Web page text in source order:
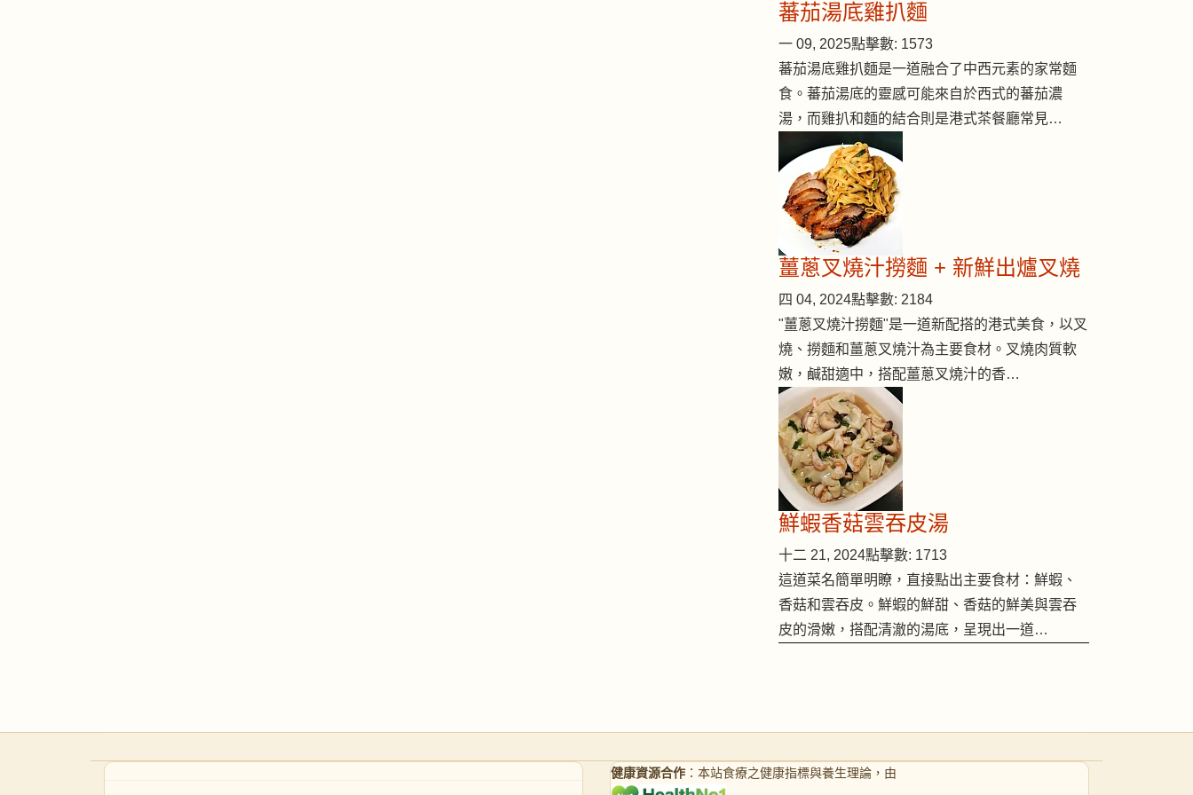
蕃茄湯底雞扒麵
一 09, 2025點擊數: 1573
蕃茄湯底雞扒麵是一道融合了中西元素的家常麵
食。蕃茄湯底的靈感可能來自於西式的蕃茄濃
湯，而雞扒和麵的結合則是港式茶餐廳常見…
薑蔥叉燒汁撈麵 + 新鮮出爐叉燒
四 04, 2024點擊數: 2184
"薑蔥叉燒汁撈麵"是一道新配搭的港式美食，以叉
燒、撈麵和薑蔥叉燒汁為主要食材。叉燒肉質軟
嫩，鹹甜適中，搭配薑蔥叉燒汁的香…
鮮蝦香菇雲吞皮湯
十二 21, 2024點擊數: 1713
這道菜名簡單明瞭，直接點出主要食材：鮮蝦、
香菇和雲吞皮。鮮蝦的鮮甜、香菇的鮮美與雲吞
皮的滑嫩，搭配清澈的湯底，呈現出一道…
健康資源合作 ：本站食療之健康指標與養生理論，由